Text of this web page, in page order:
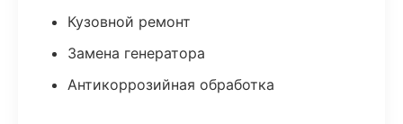
Кузовной ремонт
Замена генератора
Антикоррозийная обработка